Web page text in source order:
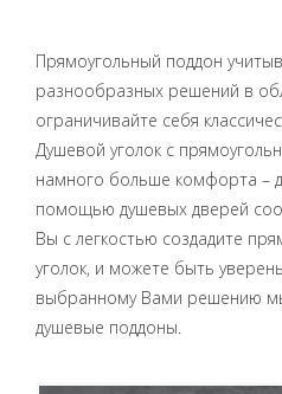
Прямоугольный поддон
разнообразных решений в
ограничивайте себя
Душевой уголок с
намного больше комфорта –
помощью душевых дверей
Вы с легкостью создадите
уголок, и можете быть
выбранному Вами решению
душевые поддоны.